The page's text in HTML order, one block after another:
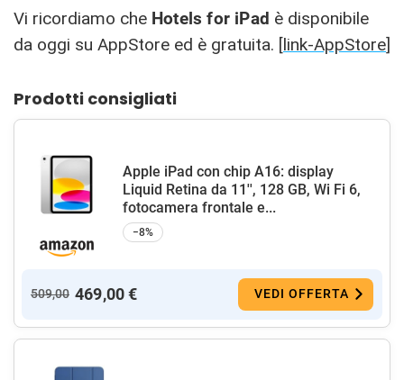
Vi ricordiamo che Hotels for iPad è disponibile
da oggi su AppStore ed è gratuita. [link-AppStore]
Prodotti consigliati
Apple iPad con chip A16: display
Liquid Retina da 11'', 128 GB, Wi Fi 6,
fotocamera frontale e...
−8%
509,00 469,00 € VEDI OFFERTA